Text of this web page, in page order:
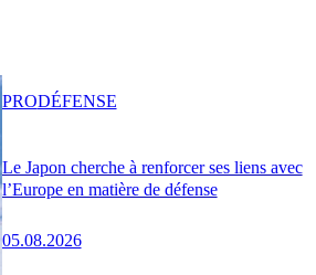
Le Japon cherche à renforcer ses liens avec
l’Europe en matière de défense
05.08.2026
PRODÉFENSE